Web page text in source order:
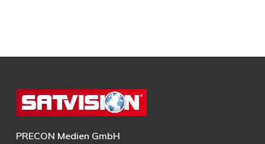
PRECON Medien GmbH